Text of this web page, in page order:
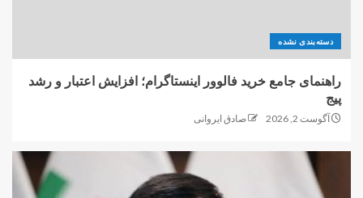
دسته‌بندی نشده
راهنمای جامع خرید فالوور اینستاگرام؛ افزایش اعتبار و رشد
پیج
آگوست 2, 2026 صادق ایروانی